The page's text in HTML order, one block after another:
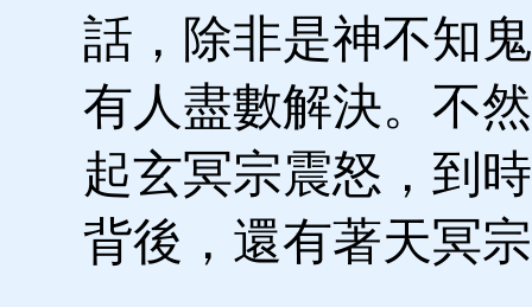
話，除非是神不知
有人盡數解決。不
起玄冥宗震怒，到
背後，還有著天冥